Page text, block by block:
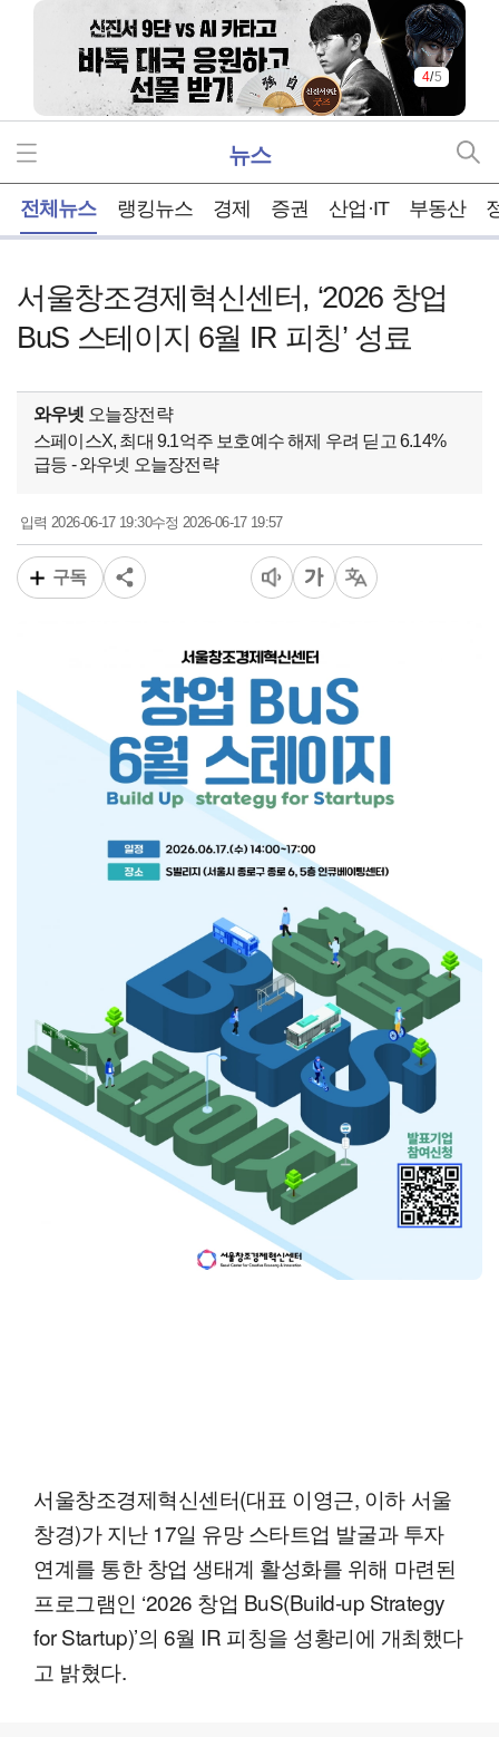
4/5
뉴스
전체뉴스 랭킹뉴스 경제 증권 산업·IT 부동산
서울창조경제혁신센터, ‘2026 창업
BuS 스테이지 6월 IR 피칭’ 성료
와우넷 오늘장전략
스페이스X, 최대 9.1억주 보호예수 해제 우려 딛고 6.14%
급등 - 와우넷 오늘장전략
입력2026-06-17 19:30수정 2026-06-17 19:57
구독
서울창조경제혁신센터(대표 이영근, 이하 서울
창경)가 지난 17일 유망 스타트업 발굴과 투자
연계를 통한 창업 생태계 활성화를 위해 마련된
프로그램인 ‘2026 창업 BuS(Build-up Strategy
for Startup)’의 6월 IR 피칭을 성황리에 개최했다
고 밝혔다.